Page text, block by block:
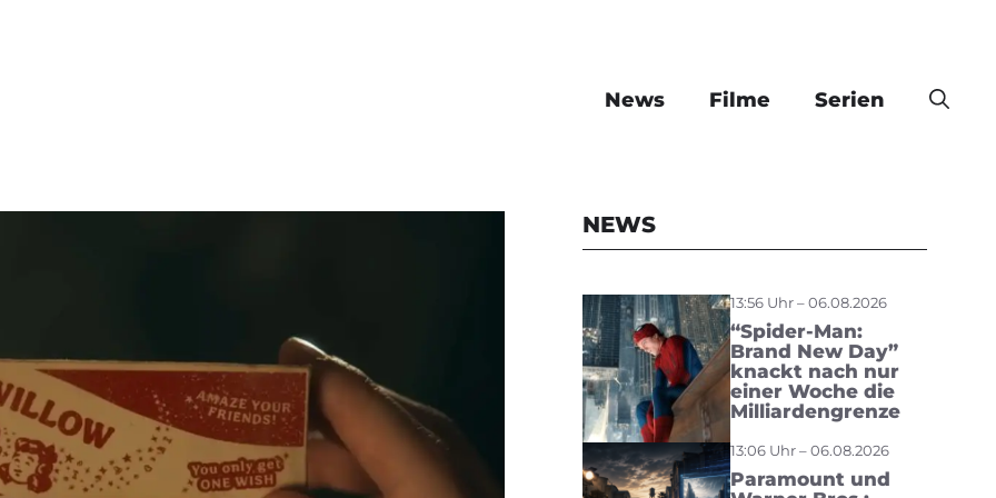
News Filme Serien
NEWS
13:56 Uhr – 06.08.2026
“Spider-Man:
Brand New Day”
knackt nach nur
einer Woche die
Milliardengrenze
13:06 Uhr – 06.08.2026
Paramount und